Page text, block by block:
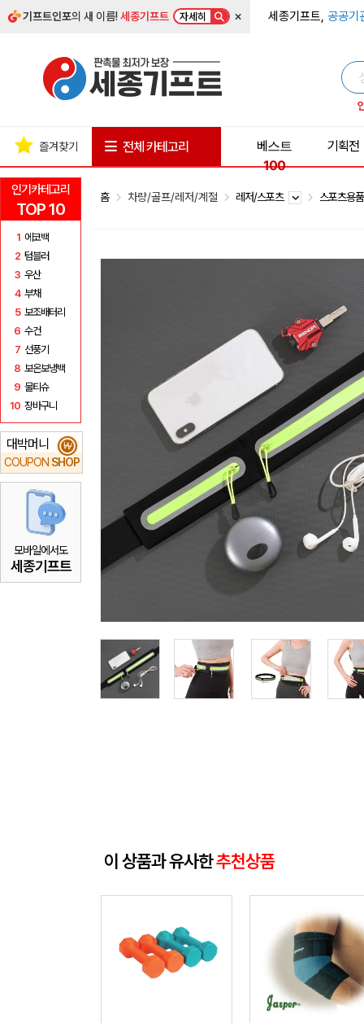
기프트인포의 새 이름!세종기프트 자세히 × 세종기프트, 공공기
인기카테고리
TOP 10
1 에코백
2 텀블러
3 우산
4 부채
5 보조배터리
6 수건
7 선풍기
8 보온보냉백
9 물티슈
10 장바구니
대박머니
COUPON SHOP
₩
모바일에서도
세종기프트
즐겨찾기 전체 카테고리
베스트
100
기획전
홈 차량/골프/레저/계절 레저/스포츠 스포츠용
이 상품과 유사한추천상품